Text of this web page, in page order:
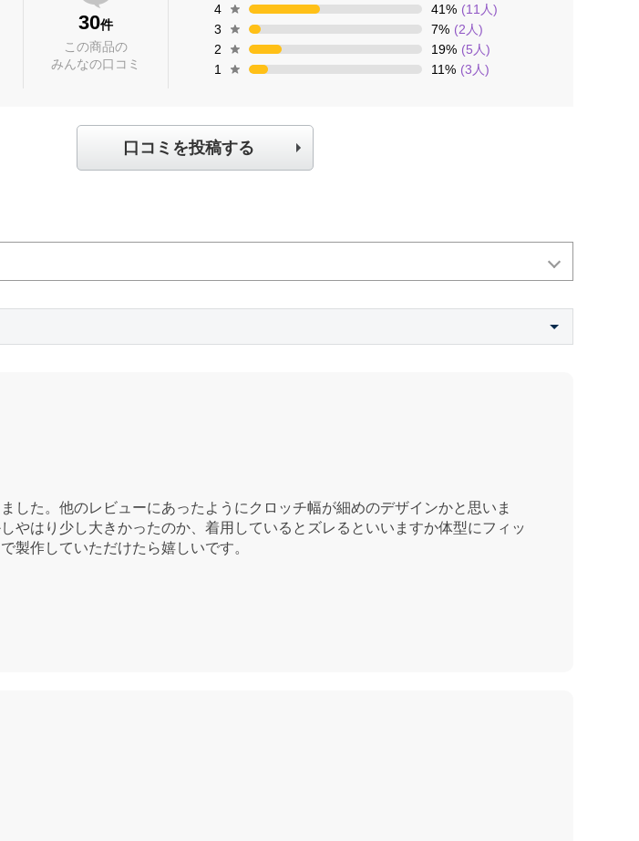
30件
この商品の
みんなの口コミ
4
41% (11 人)
3
7% (2 人)
2
19% (5 人)
1
11% (3 人)
口コミを投稿する
した。他のレビューにあったようにクロッチ幅が細めのデザインかと思いま
やはり少し大きかったのか、着用しているとズレるといいますか体型にフィッ
製作していただけたら嬉しいです。